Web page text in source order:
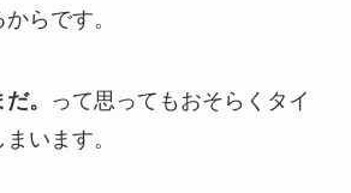
らです。
。
って思ってもおそらくタイ
います。